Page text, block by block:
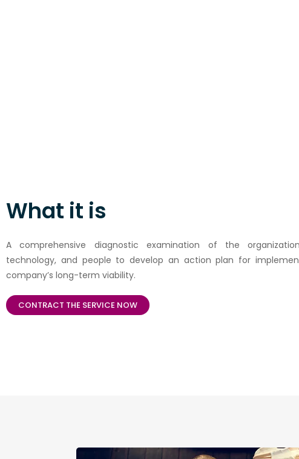
What it is
A comprehensive diagnostic examination of the
technology, and people to develop an action plan for
company’s long-term viability.
CONTRACT THE SERVICE NOW